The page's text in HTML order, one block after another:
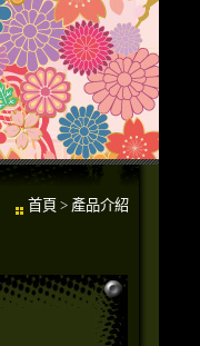
首頁 > 產品介紹